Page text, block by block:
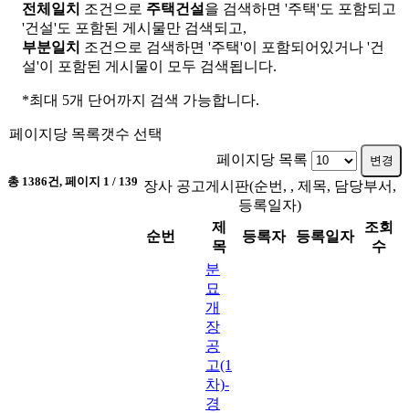
전체일치 조건으로 주택건설 을 검색하면 '주택'도 포함되고
'건설'도 포함된 게시물만 검색되고,
부분일치 조건으로 검색하면 '주택'이 포함되어있거나 '건
설'이 포함된 게시물이 모두 검색됩니다.
*최대 5개 단어까지 검색 가능합니다.
페이지당 목록갯수 선택
총 1386건, 페이지 1 / 139
페이지당 목록 변경
장사 공고게시판(순번, , 제목, 담당부서,
등록일자)
순번
제
목
등록자 등록일자
조회
수
분
묘
개
장
공
고(1
차)-
경